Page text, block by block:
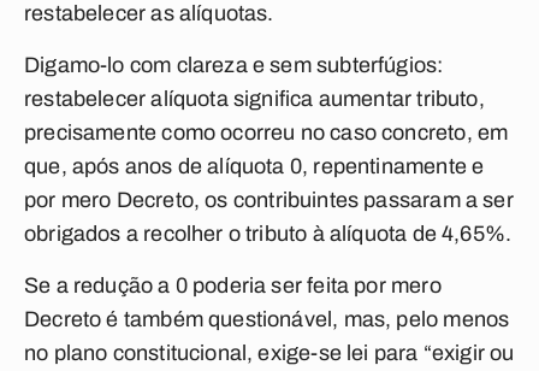
restabelecer as alíquotas.
Digamo-lo com clareza e sem subterfúgios:
restabelecer alíquota significa aumentar tributo,
precisamente como ocorreu no caso concreto, em
que, após anos de alíquota 0, repentinamente e
por mero Decreto, os contribuintes passaram a ser
obrigados a recolher o tributo à alíquota de 4,65%.
Se a redução a 0 poderia ser feita por mero
Decreto é também questionável, mas, pelo menos
no plano constitucional, exige-se lei para “exigir ou